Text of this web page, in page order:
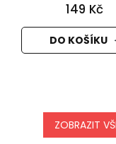
149 Kč
DO KOŠÍKU
ZOBRAZIT